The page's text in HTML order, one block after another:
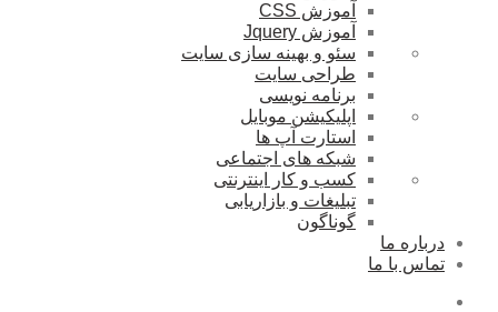
آموزش CSS
آموزش Jquery
سئو و بهینه سازی سایت
طراحی سایت
برنامه نویسی
اپلیکیشن موبایل
استارت آپ ها
شبکه های اجتماعی
کسب و کار اینترنتی
تبلیغات و بازاریابی
گوناگون
درباره ما
تماس با ما